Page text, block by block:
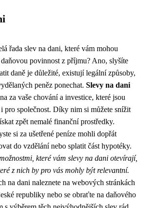
řada slev na dani, které vám mohou
povinnost z příjmu? Ano, slyšíte
daně je důležité, existují legální způsoby,
peněz ponechat. Slevy na dani
za vaše chování a investice, které jsou
i pro společnost. Díky nim si můžete snížit
zpět nemalé finanční prostředky.
si za ušetřené peníze mohli dopřát
do vzdělání nebo splatit část hypotéky.
které vám slevy na dani otevírají,
z nich by pro vás mohly být relevantní.
na dani naleznete na webových stránkách
republiky nebo se obraťte na daňového